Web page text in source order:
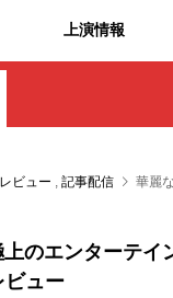
上演情報
ビュー , 記事配信 華麗
のエンターテ
ビュー